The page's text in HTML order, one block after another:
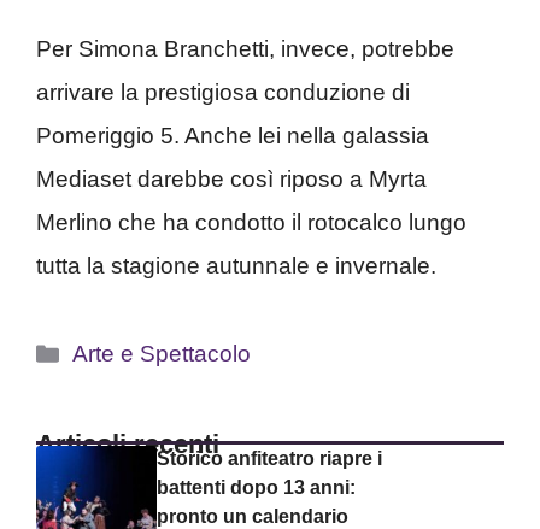
Per Simona Branchetti, invece, potrebbe
arrivare la prestigiosa conduzione di
Pomeriggio 5. Anche lei nella galassia
Mediaset darebbe così riposo a Myrta
Merlino che ha condotto il rotocalco lungo
tutta la stagione autunnale e invernale.
Categorie
Arte e Spettacolo
Articoli recentiStorico anfiteatro riapre i
battenti dopo 13 anni:
pronto un calendario